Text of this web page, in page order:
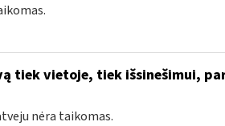
tiek vietoje, tiek išsinešimui,
nėra taikomas.